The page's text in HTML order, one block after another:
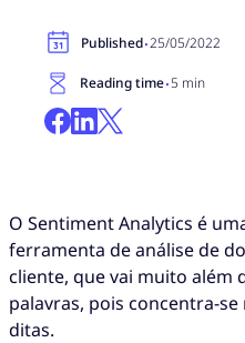
Published·25/05/2022
Reading time·5 min
O Sentiment Analytics é
ferramenta de análise de
cliente, que vai muito além
palavras, pois concentra-
ditas.